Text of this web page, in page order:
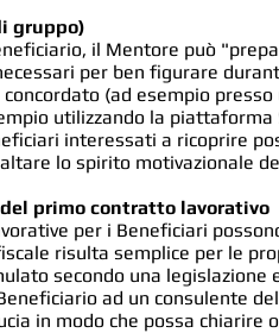
gruppo)
il Mentore può
per ben figurare
(ad esempio
utilizzando la piattaforma
interessati a ricoprire
lo spirito motivazionale
primo contratto lavorativo
per i Beneficiari
risulta semplice per le
secondo una legislazione
ad un consulente
in modo che possa chiarire